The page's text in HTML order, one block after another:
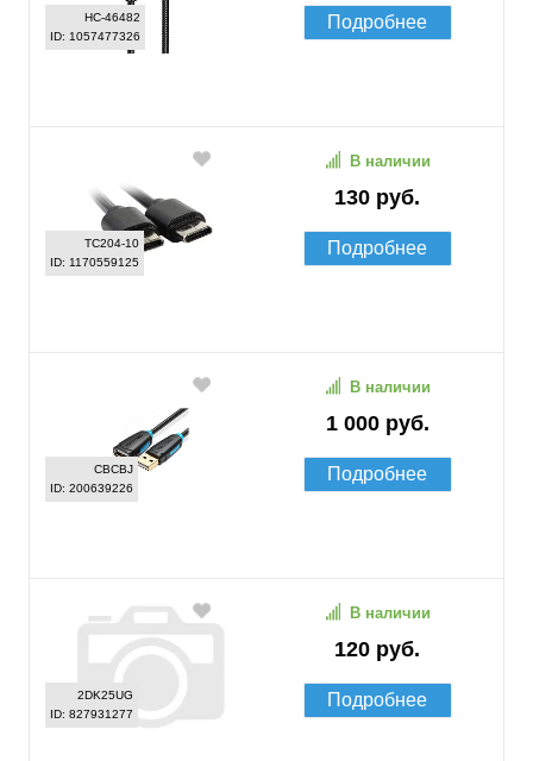
HC-46482
ID: 1057477326
Подробнее
TC204-10
ID: 1170559125
130 руб.
В наличии
Подробнее
CBCBJ
ID: 200639226
1 000 руб.
В наличии
Подробнее
2DK25UG
ID: 827931277
120 руб.
В наличии
Подробнее